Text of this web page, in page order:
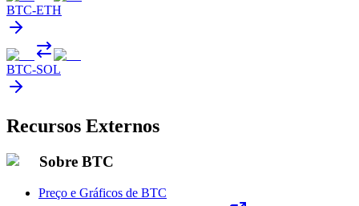
BTC-ETH
BTC-SOL
Recursos Externos
Sobre BTC
Preço e Gráficos de BTC